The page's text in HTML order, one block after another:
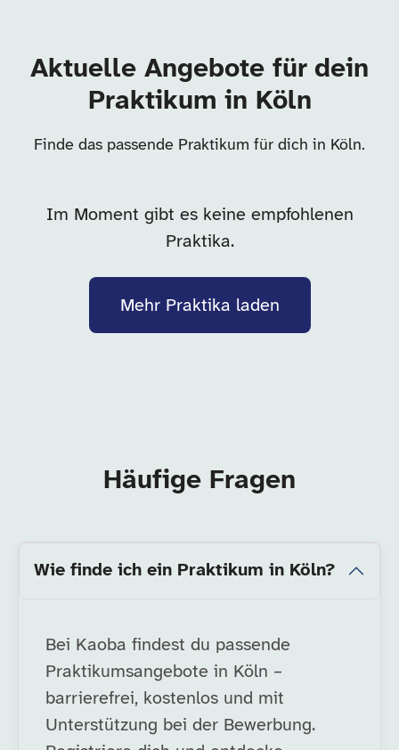
Aktuelle Angebote für dein
Praktikum in Köln
Finde das passende Praktikum für dich in Köln.
Im Moment gibt es keine empfohlenen
Praktika.
Mehr Praktika laden
Häufige Fragen
Wie finde ich ein Praktikum in Köln?
Bei Kaoba findest du passende
Praktikumsangebote in Köln –
barrierefrei, kostenlos und mit
Unterstützung bei der Bewerbung.